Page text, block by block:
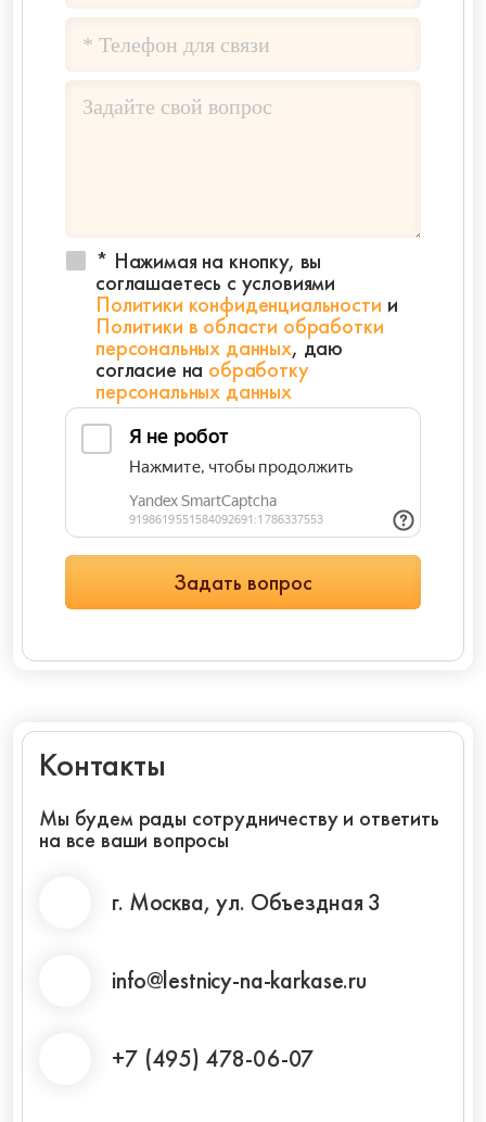
* Нажимая на кнопку, вы
соглашаетесь с условиями
Политики конфиденциальности и
Политики в области обработки
персональных данных, даю
согласие на обработку
персональных данных
Контакты
Мы будем рады сотрудничеству и ответить
на все ваши вопросы
г. Москва, ул. Объездная 3
info@lestnicy-na-karkase.ru
+7 (495) 478-06-07